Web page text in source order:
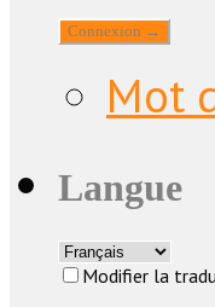
Mot
Langue
Modifier la